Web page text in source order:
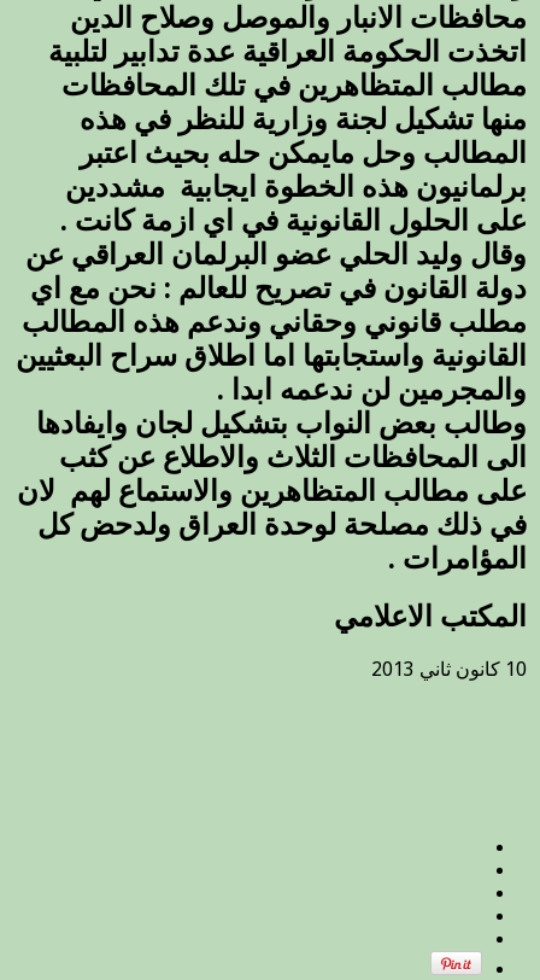
محافظات الانبار والموصل وصلاح الدين
اتخذت الحكومة العراقية عدة تدابير لتلبية
مطالب المتظاهرين في تلك المحافظات
منها تشكيل لجنة وزارية للنظر في هذه
المطالب وحل مايمكن حله بحيث اعتبر
برلمانيون هذه الخطوة ايجابية مشددين
على الحلول القانونية في اي ازمة كانت .
وقال وليد الحلي عضو البرلمان العراقي عن
دولة القانون في تصريح للعالم : نحن مع اي
مطلب قانوني وحقاني وندعم هذه المطالب
القانونية واستجابتها اما اطلاق سراح البعثيين
والمجرمين لن ندعمه ابدا .
وطالب بعض النواب بتشكيل لجان وايفادها
الى المحافظات الثلاث والاطلاع عن كثب
على مطالب المتظاهرين والاستماع لهم لان
في ذلك مصلحة لوحدة العراق ولدحض كل
المؤامرات .
المكتب الاعلامي
10 كانون ثاني 2013